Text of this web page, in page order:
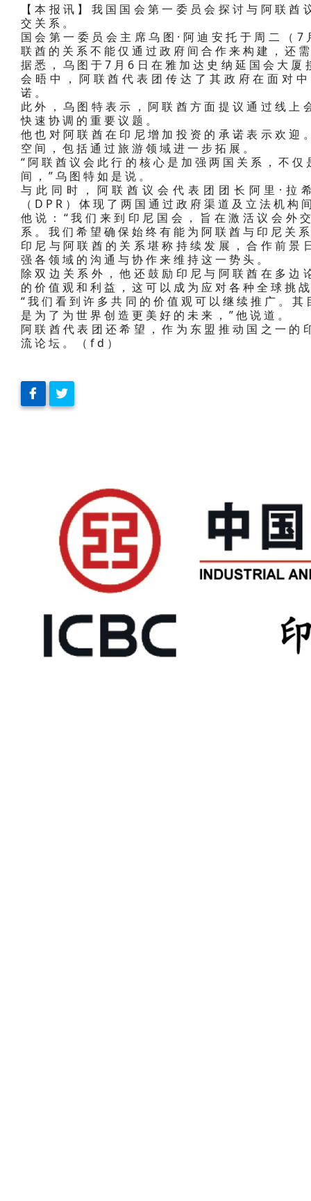
【本报讯】我国国会第一委员会探讨与阿联
交关系。
国会第一委员会主席乌图·阿迪安托于周二（
联酋的关系不能仅通过政府间合作来构建，还
据悉，乌图于7月6日在雅加达史纳延国会大
会晤中，阿联酋代表团传达了其政府在面对
诺。
此外，乌图特表示，阿联酋方面提议通过线
快速协调的重要议题。
他也对阿联酋在印尼增加投资的承诺表示欢
空间，包括通过旅游领域进一步拓展。
“阿联酋议会此行的核心是加强两国关系，不
间，”乌图特如是说。
与此同时，阿联酋议会代表团团长阿里·拉
（DPR）体现了两国通过政府渠道及立法机构
他说：“我们来到印尼国会，旨在激活议会外
系。我们希望确保始终有能为阿联酋与印尼关
印尼与阿联酋的关系堪称持续发展，合作前
强各领域的沟通与协作来维持这一势头。
除双边关系外，他还鼓励印尼与阿联酋在多
的价值观和利益，这可以成为应对各种全球挑
“我们看到许多共同的价值观可以继续推广。
是为了为世界创造更美好的未来，”他说道。
阿联酋代表团还希望，作为东盟推动国之一
流论坛。（fd）